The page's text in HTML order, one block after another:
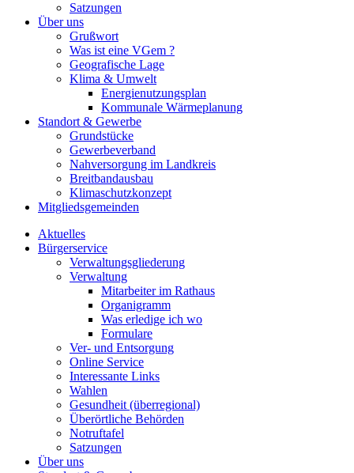
Satzungen
Über uns
Grußwort
Was ist eine VGem ?
Geografische Lage
Klima & Umwelt
Energienutzungsplan
Kommunale Wärmeplanung
Standort & Gewerbe
Grundstücke
Gewerbeverband
Nahversorgung im Landkreis
Breitbandausbau
Klimaschutzkonzept
Mitgliedsgemeinden
Aktuelles
Bürgerservice
Verwaltungsgliederung
Verwaltung
Mitarbeiter im Rathaus
Organigramm
Was erledige ich wo
Formulare
Ver- und Entsorgung
Online Service
Interessante Links
Wahlen
Gesundheit (überregional)
Überörtliche Behörden
Notruftafel
Satzungen
Über uns